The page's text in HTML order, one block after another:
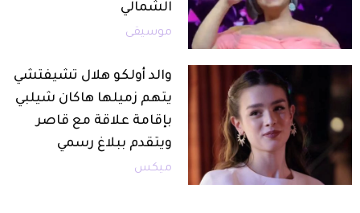
الشمالي
موسيقى
والد أولكو هلال تشيفتشي
يتهم زميلها هاكان شيلبي
بإقامة علاقة مع قاصر
ويتقدم ببلاغ رسمي
ميكس